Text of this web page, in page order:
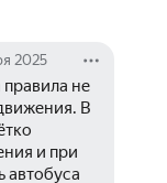
2025
не
В
и при
автобуса